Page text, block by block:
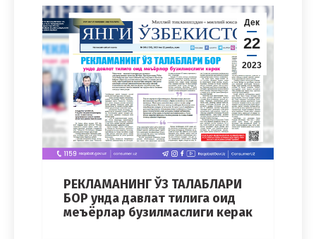
Дек
22
2023
РЕКЛАМАНИНГ ЎЗ ТАЛАБЛАРИ
БОР унда давлат тилига оид
меъёрлар бузилмаслиги керак